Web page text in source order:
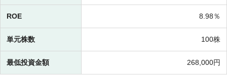
ROE 8.98％
単元株数 100株
最低投資金額 268,000円